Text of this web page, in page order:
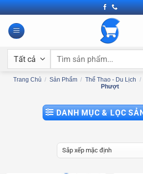
Bỏ
qua
nội
Tìm
Trang Chủ / Sản Phẩm / Thể Thao - Du Lịch /
Phượt
DANH MỤC & LỌC